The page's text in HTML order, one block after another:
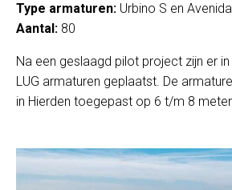
Type armaturen: Urbino S en
Aantal: 80
Na een geslaagd pilot project zijn er
LUG armaturen geplaatst. De
in Hierden toegepast op 6 t/m 8